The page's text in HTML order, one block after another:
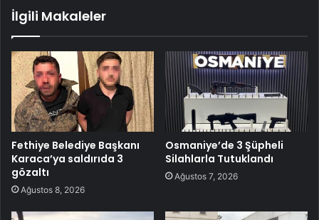
İlgili Makaleler
Fethiye Belediye Başkanı
Karaca’ya saldırıda 3
gözaltı
Ağustos 8, 2026
Osmaniye’de 3 Şüpheli
Silahlarla Tutuklandı
Ağustos 7, 2026